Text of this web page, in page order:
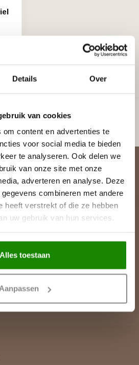
Details Over
van cookies
om content en advertenties te
voor social media te bieden
te analyseren. Ook delen we
van onze site met onze
adverteren en analyse. Deze
combineren met andere
heeft verstrekt of die ze hebben
uw gebruik van hun services.
Alles toestaan
product of uw bestelling? Op onze
u onze contactgegevens, antwoorden
nieuwsbrief
laatste acties